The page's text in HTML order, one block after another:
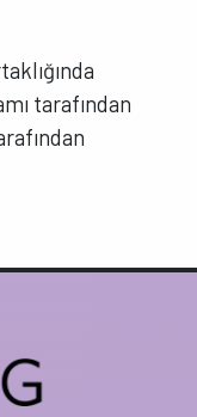
tarafından